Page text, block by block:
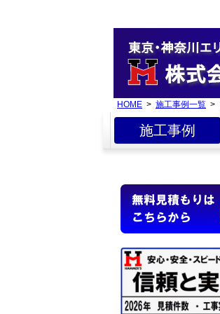
HOME > 施工事例一覧 >
施工事例